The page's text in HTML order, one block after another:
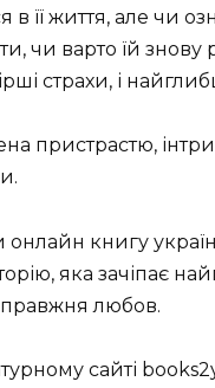
в її життя, але чи
чи варто їй знову
страхи, і
пристрастю,
онлайн книгу
яка зачіпає
любов.
сайті